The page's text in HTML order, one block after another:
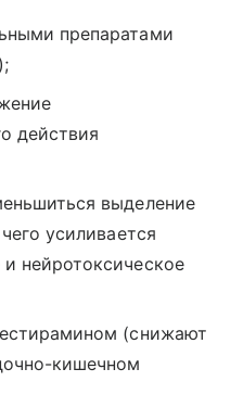
препаратами
действия
выделение
усиливается
нейротоксическое
(снижают
кишечном